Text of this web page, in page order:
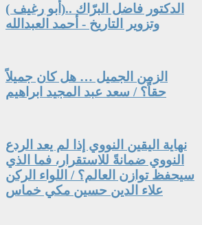
الدكتور فاضل البرّاك ..(أبو رغيف )
وتزوير التاريخ - أحمد العبدالله
الزمن الجميل … هل كان جميلاً
حقاً؟ / سعد عبد المجيد ابراهيم
نهاية اليقين النووي إذا لم يعد الردع
النووي ضمانةً للاستقرار، فما الذي
سيحفظ توازن العالم؟ / اللواء الركن
علاء الدين حسين مكي خماس